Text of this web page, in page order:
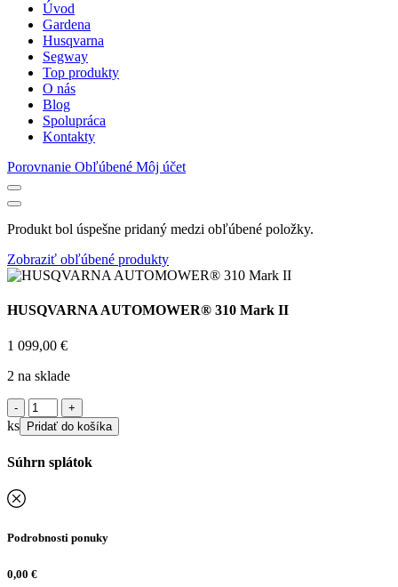
Úvod
Gardena
Husqvarna
Segway
Top produkty
O nás
Blog
Spolupráca
Kontakty
Porovnanie Obľúbené Môj účet
Produkt bol úspešne pridaný medzi obľúbené položky.
Zobraziť obľúbené produkty
HUSQVARNA AUTOMOWER® 310 Mark II
1 099,00 €
2 na sklade
množstvo
HUSQVARNA
AUTOMOWER®
Mark
ks Pridať do košíka
Súhrn splátok
Podrobnosti ponuky
0,00 €